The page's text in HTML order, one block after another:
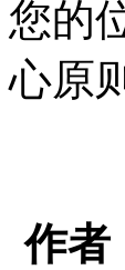
您的
心原
作者